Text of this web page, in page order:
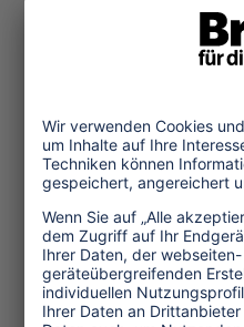
Studie des
Raumfahrt